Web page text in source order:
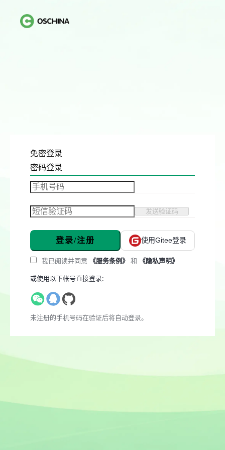
免密登录
密码登录
发送验证码
登录/注册 使用Gitee登录
我已阅读并同意 《服务条例》 和 《隐私声明》
或使用以下帐号直接登录:
未注册的手机号码在验证后将自动登录。